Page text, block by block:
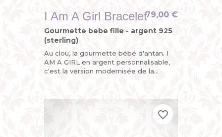
I Am A Girl Bracelet
Gourmette bebe fille - argent 925
(sterling)
Au clou, la gourmette bébé d'antan. I
AM A GIRL en argent personnalisable,
c'est la version modernisée de la
79,00 €
favorite_border
favorite_border
favorite_border